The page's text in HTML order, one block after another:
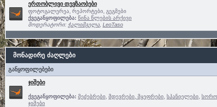
ერთობლივი თევზაობები
ფოტოგალერეა, რეპორტები, გეგმები
ქვეგანყოფილება: წინა წლების არქივი
მოდერატორი: ჭალიმგელა, LeoTaso
მონადირე ძაღლები
განყოფილებები
ჯიშები
ქვეგანყოფილება: მეძებრები მდევრები, მყეფრები სპანიელები
ჯიშები